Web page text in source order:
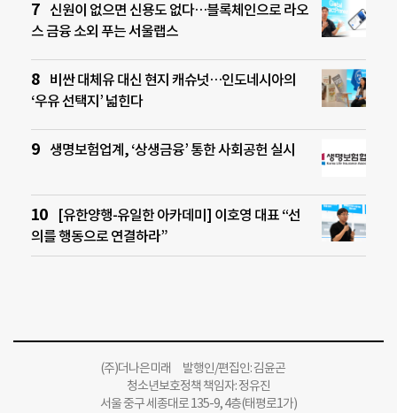
신원이 없으면 신용도 없다…블록체인으로 라오
스 금융 소외 푸는 서울랩스
비싼 대체유 대신 현지 캐슈넛…인도네시아의
‘우유 선택지’ 넓힌다
생명보험업계, ‘상생금융’ 통한 사회공헌 실시
[유한양행-유일한 아카데미] 이호영 대표 “선
의를 행동으로 연결하라”
(주)더나은미래 발행인/편집인: 김윤곤
청소년보호정책 책임자: 정유진
서울 중구 세종대로 135-9, 4층(태평로1가)